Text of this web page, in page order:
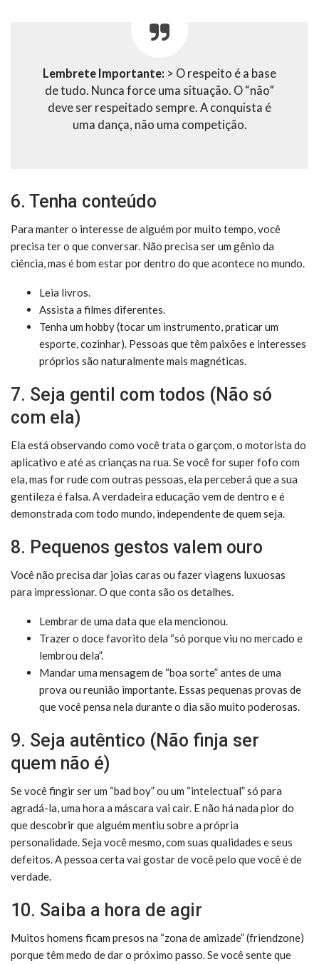
Lembrete Importante: > O respeito é a base
de tudo. Nunca force uma situação. O “não”
deve ser respeitado sempre. A conquista é
uma dança, não uma competição.
6. Tenha conteúdo
Para manter o interesse de alguém por muito tempo, você
precisa ter o que conversar. Não precisa ser um gênio da
ciência, mas é bom estar por dentro do que acontece no mundo.
Leia livros.
Assista a filmes diferentes.
Tenha um hobby (tocar um instrumento, praticar um
esporte, cozinhar). Pessoas que têm paixões e interesses
próprios são naturalmente mais magnéticas.
7. Seja gentil com todos (Não só
com ela)
Ela está observando como você trata o garçom, o motorista do
aplicativo e até as crianças na rua. Se você for super fofo com
ela, mas for rude com outras pessoas, ela perceberá que a sua
gentileza é falsa. A verdadeira educação vem de dentro e é
demonstrada com todo mundo, independente de quem seja.
8. Pequenos gestos valem ouro
Você não precisa dar joias caras ou fazer viagens luxuosas
para impressionar. O que conta são os detalhes.
Lembrar de uma data que ela mencionou.
Trazer o doce favorito dela “só porque viu no mercado e
lembrou dela”.
Mandar uma mensagem de “boa sorte” antes de uma
prova ou reunião importante. Essas pequenas provas de
que você pensa nela durante o dia são muito poderosas.
9. Seja autêntico (Não finja ser
quem não é)
Se você fingir ser um “bad boy” ou um “intelectual” só para
agradá-la, uma hora a máscara vai cair. E não há nada pior do
que descobrir que alguém mentiu sobre a própria
personalidade. Seja você mesmo, com suas qualidades e seus
defeitos. A pessoa certa vai gostar de você pelo que você é de
verdade.
10. Saiba a hora de agir
Muitos homens ficam presos na “zona de amizade” (friendzone)
porque têm medo de dar o próximo passo. Se você sente que